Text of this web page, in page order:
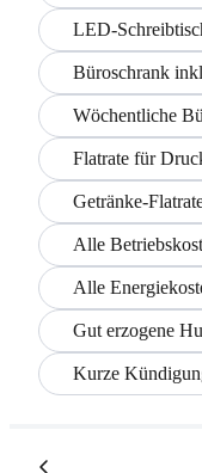
LED-
Büroschrank
Wöchentliche
Flatrate für
Getränke-
Alle
Alle
Gut erzogene
Kurze